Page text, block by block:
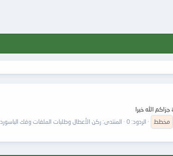
مخطط الردود: 0 المنتدى: ركن الأعطال وطلبات الملفات وفك الباسورد